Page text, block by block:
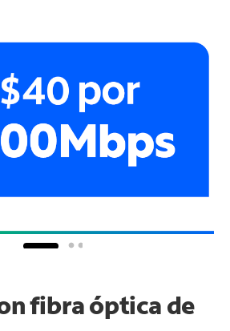
fibra óptica de